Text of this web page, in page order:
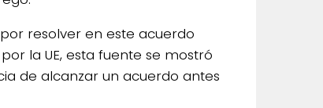
resolver en este acuerdo
la UE, esta fuente se mostró
de alcanzar un acuerdo antes